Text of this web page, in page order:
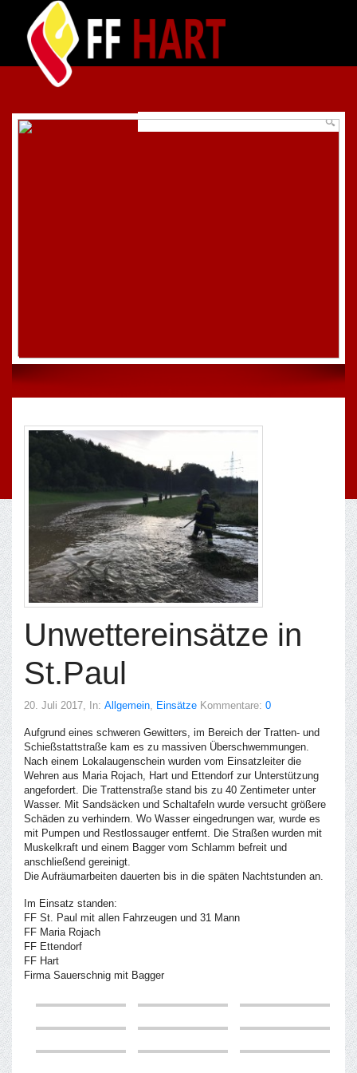
Unwettereinsätze in
St.Paul
20. Juli 2017, In: Allgemein, Einsätze Kommentare: 0
Aufgrund eines schweren Gewitters, im Bereich der Tratten- und
Schießstattstraße kam es zu massiven Überschwemmungen.
Nach einem Lokalaugenschein wurden vom Einsatzleiter die
Wehren aus Maria Rojach, Hart und Ettendorf zur Unterstützung
angefordert. Die Trattenstraße stand bis zu 40 Zentimeter unter
Wasser. Mit Sandsäcken und Schaltafeln wurde versucht größere
Schäden zu verhindern. Wo Wasser eingedrungen war, wurde es
mit Pumpen und Restlossauger entfernt. Die Straßen wurden mit
Muskelkraft und einem Bagger vom Schlamm befreit und
anschließend gereinigt.
Die Aufräumarbeiten dauerten bis in die späten Nachtstunden an.
Im Einsatz standen:
FF St. Paul mit allen Fahrzeugen und 31 Mann
FF Maria Rojach
FF Ettendorf
FF Hart
Firma Sauerschnig mit Bagger